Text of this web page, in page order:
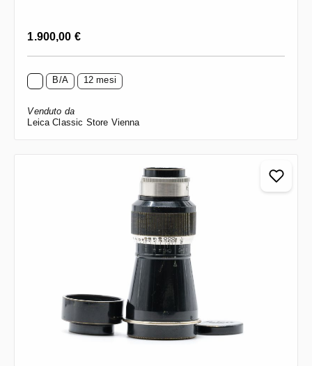
Prezzo normale:
1.900,00 €
B/A 12 mesi
Venduto da
Leica Classic Store Vienna